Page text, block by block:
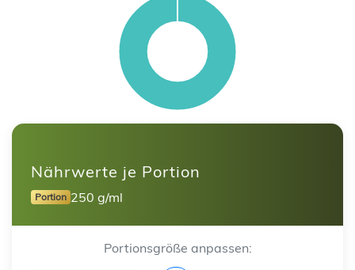
Nährwerte je Portion
Portion 250 g/ml
Portionsgröße anpassen: